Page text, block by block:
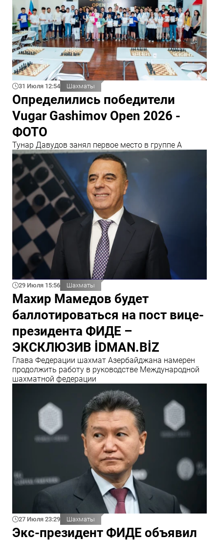
31 Июля 12:54 Шахматы
Определились победители
Vugar Gashimov Open 2026 -
ФОТО
Тунар Давудов занял первое место в группе А
29 Июля 15:56 Шахматы
Махир Мамедов будет
баллотироваться на пост вице-
президента ФИДЕ –
ЭКСКЛЮЗИВ İDMAN.BİZ
Глава Федерации шахмат Азербайджана намерен
продолжить работу в руководстве Международной
шахматной федерации
27 Июля 23:29 Шахматы
Экс-президент ФИДЕ объявил